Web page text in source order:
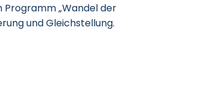
Programm „Wandel der
und Gleichstellung.